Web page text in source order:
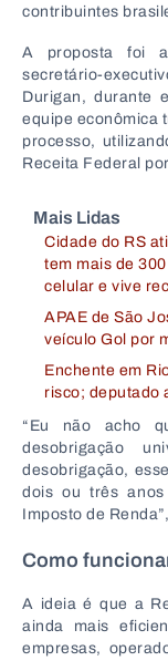
contribuintes
A proposta foi
secretário-
Durigan , durante
equipe econômica
processo,
Receita Federal
Mais Lidas
Cidade do RS
tem mais de
celular e vive
APAE de São
veículo Gol por
Enchente em
risco; deputado
“Eu não acho
desobrigação
desobrigação,
dois ou três
Imposto de
Como
A ideia é que a
ainda mais
empresas,